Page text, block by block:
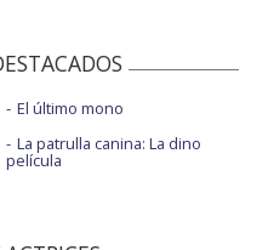
El último mono
La patrulla canina: La dino
película